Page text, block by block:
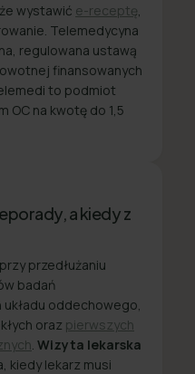
wystawić e-receptę
Telemedycyna
regulowana ustawą
finansowanych
to podmiot
OC na kwotę do 1,5
a kiedy z
przedłużaniu
badań
oddechowego,
oraz pierwszych
Wizyta lekarska
kiedy lekarz musi